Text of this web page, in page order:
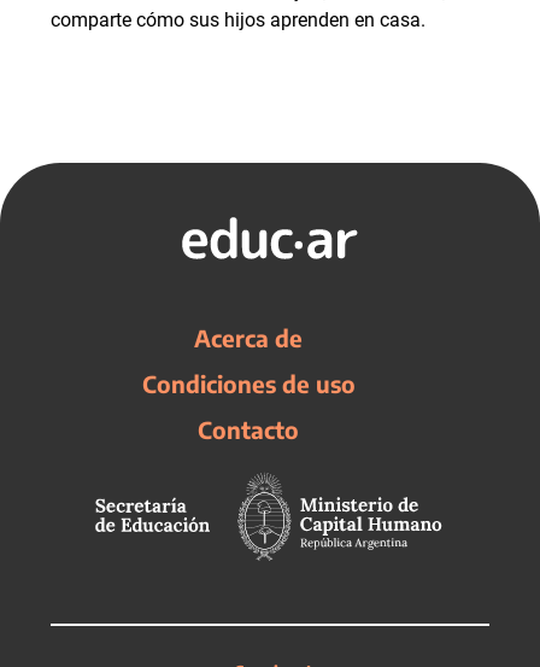
comparte cómo sus hijos aprenden en casa.
Acerca de
Condiciones de uso
Contacto